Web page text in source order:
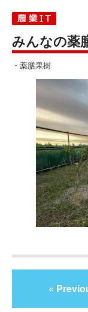
みんなの薬
・薬膳果樹
«